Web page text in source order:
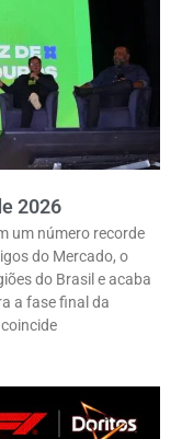
2026
um número recorde
do Mercado, o
do Brasil e acaba
a fase final da